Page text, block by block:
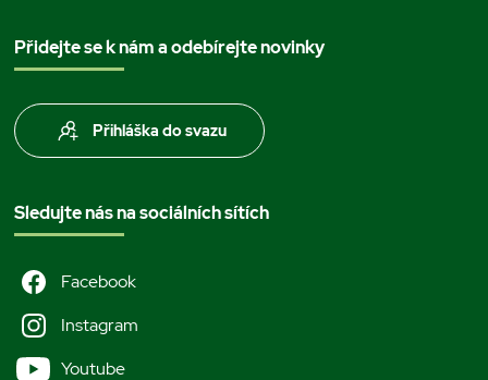
Přidejte se k nám a odebírejte novinky
Přihláška do svazu
Sledujte nás na sociálních sítích
Facebook
Instagram
Youtube